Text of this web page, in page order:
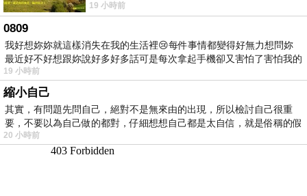
於皇宮內廷裡處理公務已然很多年。房內
19 小時前
0809
我好想妳妳就這樣消失在我的生活裡😢每件事情都變得好無力想問妳
最近好不好想跟妳說好多好多話可是每次拿起手機卻又害怕了害怕我的
出現
19 小時前
縮小自己
其實，有問題先問自己，絕對不是無來由的出現，所以檢討自己很重
要，不要以為自己做的都對，仔細想想自己都是太自信，就是俗稱的假
20 小時前